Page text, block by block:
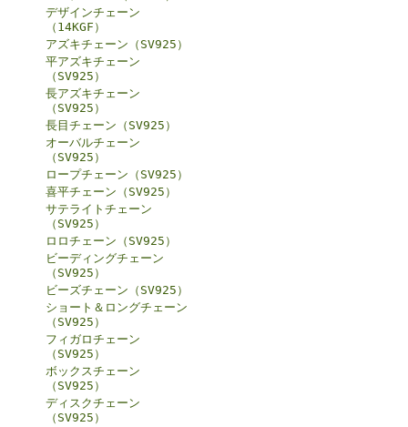
デザインチェーン
（14KGF）
アズキチェーン（SV925）
平アズキチェーン
（SV925）
長アズキチェーン
（SV925）
長目チェーン（SV925）
オーバルチェーン
（SV925）
ロープチェーン（SV925）
喜平チェーン（SV925）
サテライトチェーン
（SV925）
ロロチェーン（SV925）
ビーディングチェーン
（SV925）
ビーズチェーン（SV925）
ショート＆ロングチェーン
（SV925）
フィガロチェーン
（SV925）
ボックスチェーン
（SV925）
ディスクチェーン
（SV925）